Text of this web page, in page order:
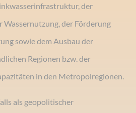
der
Wassernutzung, der Förderung
sowie dem Ausbau der
Regionen bzw. der
in den Metropolregionen.
als geopolitischer